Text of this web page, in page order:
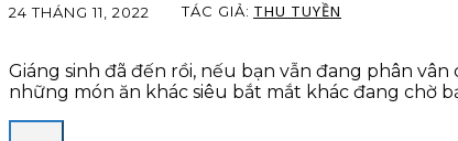
24 THÁNG 11, 2022 TÁC GIẢ: THU TUYỀN
Giáng sinh đã đến rồi, nếu bạn vẫn đang phân
những món ăn khác siêu bắt mắt khác đang chờ